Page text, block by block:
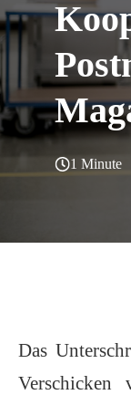
1 Minute
Das
Verschicken